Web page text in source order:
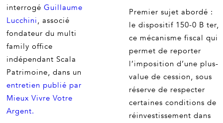
interrogé Guillaume
Lucchini, associé
fondateur du multi
family office
indépendant Scala
Patrimoine, dans un
entretien publié par
Mieux Vivre Votre
Argent.
Premier sujet abordé :
le dispositif 150-0 B ter,
ce mécanisme fiscal qui
permet de reporter
l’imposition d’une plus-
value de cession, sous
réserve de respecter
certaines conditions de
réinvestissement dans